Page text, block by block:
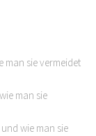
man sie vermeidet
man sie
und wie man sie